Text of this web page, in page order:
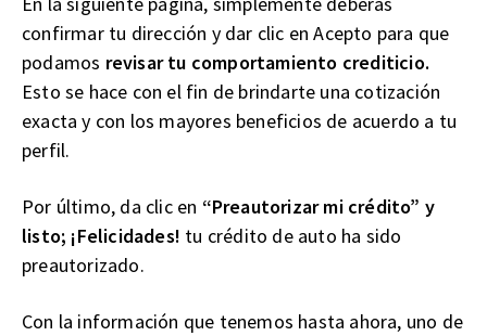
confirmar tu dirección y dar clic en Acepto para que
podamos revisar tu comportamiento crediticio.
Esto se hace con el fin de brindarte una cotización
exacta y con los mayores beneficios de acuerdo a tu
perfil.
Por último, da clic en “Preautorizar mi crédito” y
listo; ¡Felicidades! tu crédito de auto ha sido
preautorizado.
Con la información que tenemos hasta ahora, uno de